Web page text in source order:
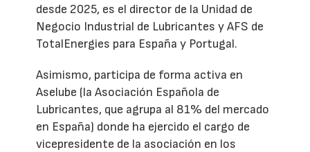
desde 2025, es el director de la Unidad de
Negocio Industrial de Lubricantes y AFS de
TotalEnergies para España y Portugal.
Asimismo, participa de forma activa en
Aselube (la Asociación Española de
Lubricantes, que agrupa al 81% del mercado
en España) donde ha ejercido el cargo de
vicepresidente de la asociación en los